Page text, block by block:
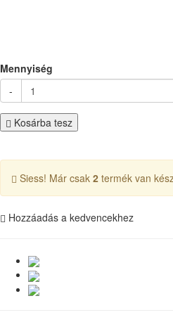
Mennyiség
-
Kosárba tesz
Siess! Már csak 2 termék van
Hozzáadás a kedvencekhez